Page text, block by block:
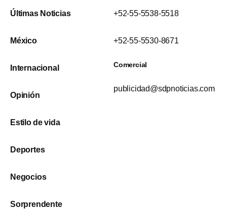
Últimas Noticias
México
Internacional
Opinión
Estilo de vida
Deportes
Negocios
Sorprendente
+52-55-5538-5518
+52-55-5530-8671
Comercial
publicidad@sdpnoticias.com